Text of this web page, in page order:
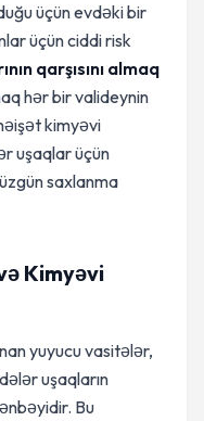
üçün evdəki bir
üçün ciddi risk
qarşısını almaq
hər bir valideynin
kimyəvi
uşaqlar üçün
saxlanma
Kimyəvi
yuyucu vasitələr,
uşaqların
Bu